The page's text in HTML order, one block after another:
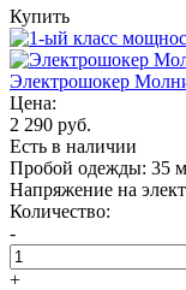
Купить
Электрошокер
Цена:
2 290 руб.
Есть в наличии
Пробой одежды: 35
Напряжение на
Количество:
-
+